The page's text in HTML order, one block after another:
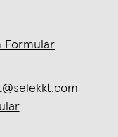
Formular